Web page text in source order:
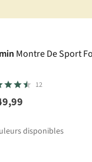
Montre De Sport
12
disponibles